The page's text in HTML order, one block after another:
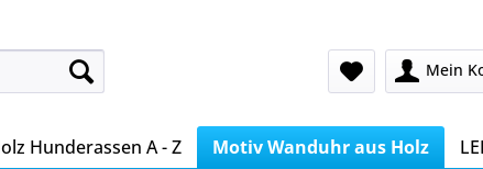
Mein
Hunderassen A - Z Motiv Wanduhr aus Holz